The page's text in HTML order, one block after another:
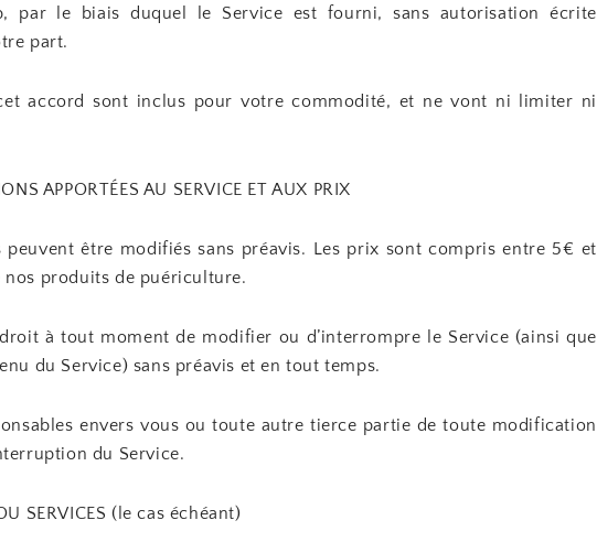
par le biais duquel le Service est fourni, sans autorisation écrite
part.
accord sont inclus pour votre commodité, et ne vont ni limiter ni
APPORTÉES AU SERVICE ET AUX PRIX
être modifiés sans préavis. Les prix sont compris entre 5€ et
produits de puériculture.
à tout moment de modifier ou d’interrompre le Service (ainsi que
du Service) sans préavis et en tout temps.
envers vous ou toute autre tierce partie de toute modification
du Service.
SERVICES (le cas échéant)